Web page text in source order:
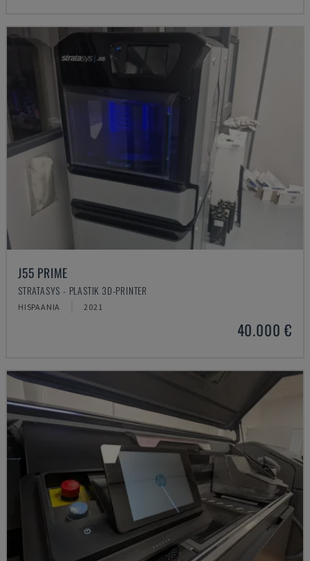
J55 PRIME
STRATASYS - PLASTIK 3D-PRINTER
HISPAANIA 2021
40.000 €